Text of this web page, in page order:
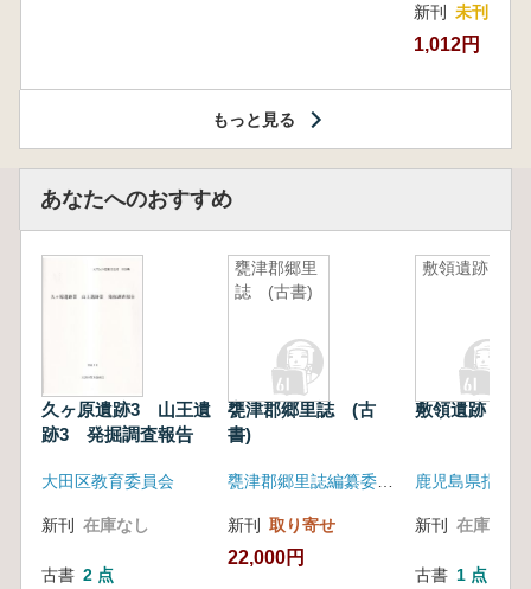
新刊 未刊
1,012円
もっと見る
あなたへのおすすめ
久ヶ原遺跡3 山王遺
跡3 発掘調査報告
大田区教育委員会
新刊 在庫なし
古書 2 点
甕津郡郷里
誌 (古書)
甕津郡郷里誌 (古
書)
新刊 取り寄せ
22,000円
敷領遺跡
敷領遺跡
新刊 在庫なし
古書 1 点